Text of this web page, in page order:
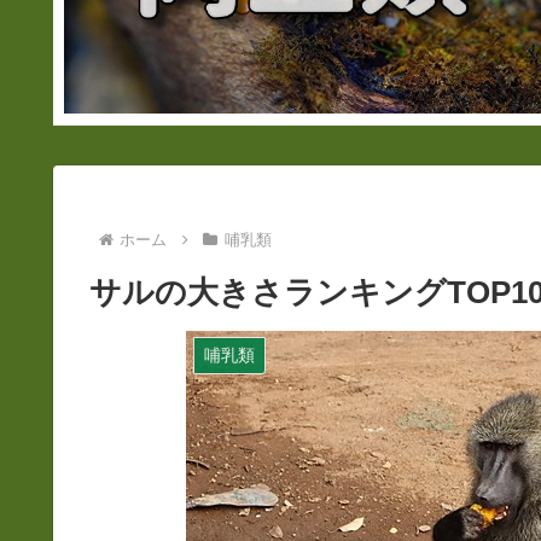
ホーム 哺乳類
サルの大きさランキング
哺乳類